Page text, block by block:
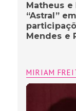
Matheus
“Astral”
Mendes e
MIRIAM